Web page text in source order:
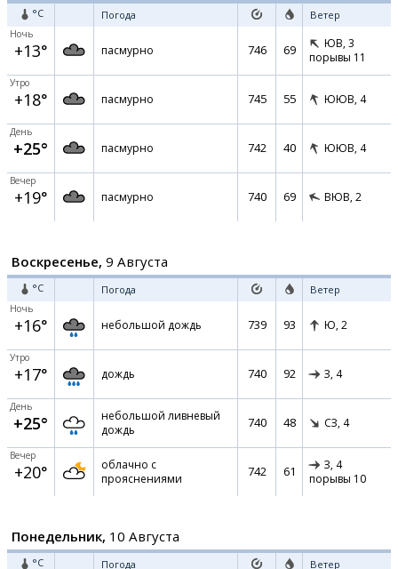
°C Погода Ветер
Ночь
+13° пасмурно 746 69 ЮВ, 3
порывы 11
Утро
+18° пасмурно 745 55 ЮЮВ, 4
День
+25° пасмурно 742 40 ЮЮВ, 4
Вечер
+19° пасмурно 740 69 ВЮВ, 2
Воскресенье, 9 Августа
°C Погода Ветер
Ночь
+16° небольшой дождь 739 93 Ю, 2
Утро
+17° дождь 740 92 З, 4
День
+25°
небольшой ливневый
дождь
740 48 СЗ, 4
Вечер
+20°
облачно с
прояснениями
742 61 З, 4
порывы 10
Понедельник, 10 Августа
°C Погода Ветер